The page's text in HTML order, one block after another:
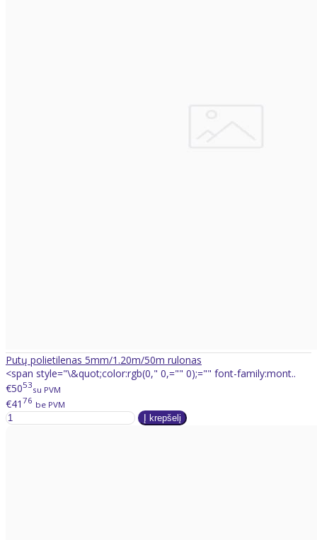
Putų polietilenas 5mm/1.20m/50m rulonas
<span style="\&quot;color:rgb(0," 0,="" 0);="" font-family:mont..
€5053su PVM
€41 76 be PVM